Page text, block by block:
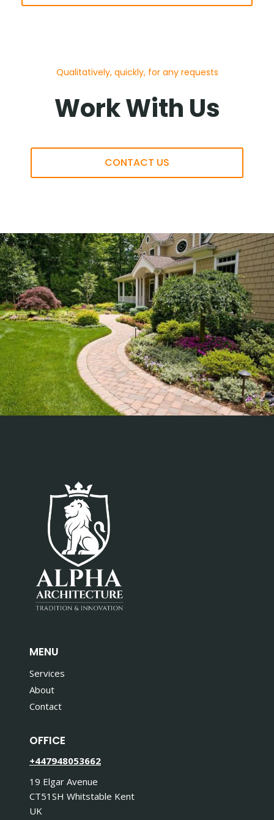
Qualitatively, quickly, for any requests
Work With Us
CONTACT US
MENU
Services
About
Contact
OFFICE
+447948053662
19 Elgar Avenue
CT51SH Whitstable Kent
UK